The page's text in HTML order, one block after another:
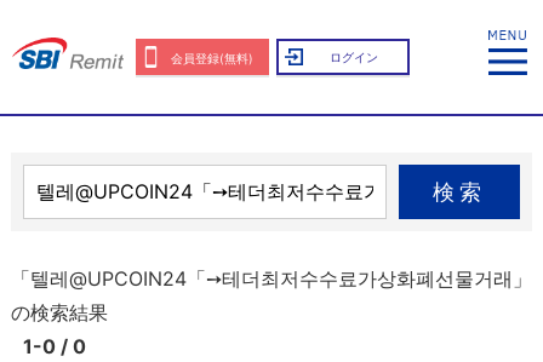
会員登録(無料) ログイン
検索
「텔레@UPCOIN24「➙테더최저수수료가상화폐선물거래」
の検索結果
1-0 / 0